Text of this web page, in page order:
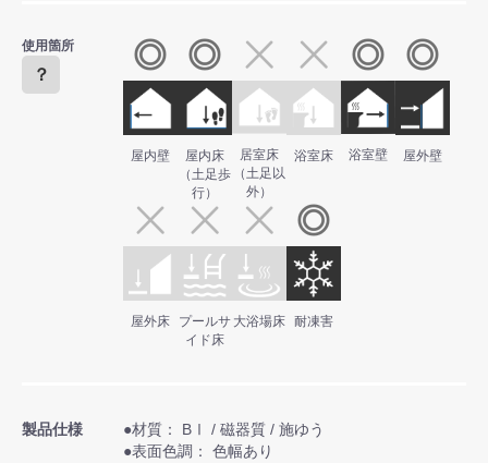
使用箇所
？
屋内壁
屋内床
（土足歩
行）
居室床
（土足以
外）
浴室床 浴室壁 屋外壁
屋外床
プールサ
イド床
大浴場床 耐凍害
製品仕様
●材質： BⅠ / 磁器質 / 施ゆう
●表面色調： 色幅あり